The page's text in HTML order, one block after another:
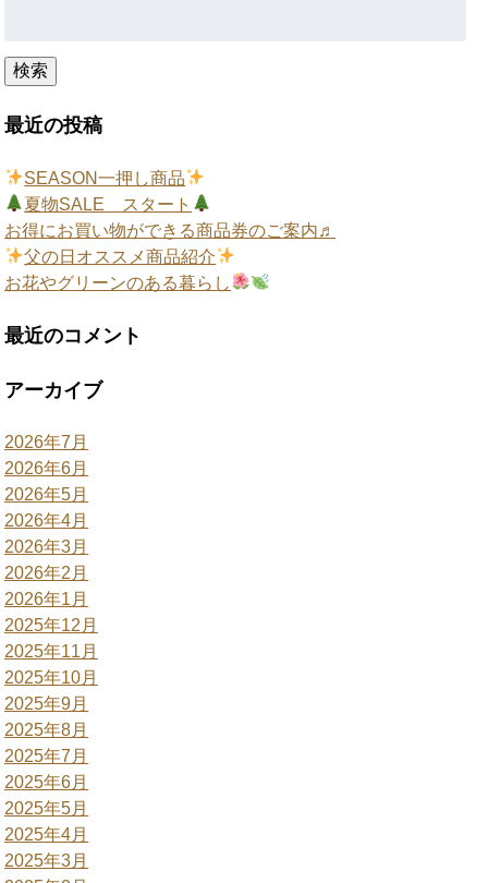
検索
最近の投稿
SEASON一押し商品
夏物SALE スタート
お得にお買い物ができる商品券のご案内♬
父の日オススメ商品紹介
お花やグリーンのある暮らし
最近のコメント
アーカイブ
2026年7月
2026年6月
2026年5月
2026年4月
2026年3月
2026年2月
2026年1月
2025年12月
2025年11月
2025年10月
2025年9月
2025年8月
2025年7月
2025年6月
2025年5月
2025年4月
2025年3月